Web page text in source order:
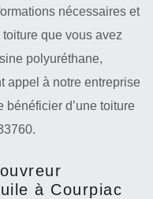
nécessaires et
que vous avez
polyuréthane,
appel à notre entreprise
bénéficier d’une toiture
à Courpiac